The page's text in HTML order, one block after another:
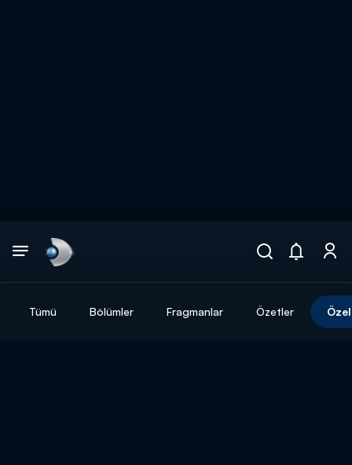
Tümü Bölümler Fragmanlar Özetler